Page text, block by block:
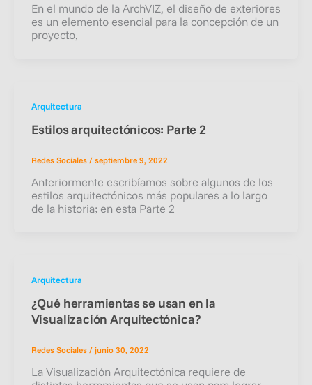
En el mundo de la ArchVIZ, el diseño de exteriores
es un elemento esencial para la concepción de un
proyecto,
Arquitectura
Estilos arquitectónicos: Parte 2
Redes Sociales / septiembre 9, 2022
Anteriormente escribíamos sobre algunos de los
estilos arquitectónicos más populares a lo largo
de la historia; en esta Parte 2
Arquitectura
¿Qué herramientas se usan en la
Visualización Arquitectónica?
Redes Sociales / junio 30, 2022
La Visualización Arquitectónica requiere de